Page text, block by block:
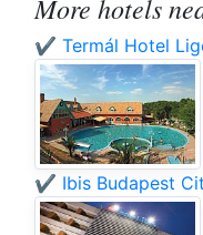
More hotels
✔️ Termál Hotel
✔️ Ibis Budapest